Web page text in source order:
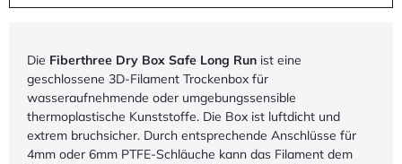
Die Fiberthree Dry Box Safe Long Run ist eine
geschlossene 3D-Filament Trockenbox für
wasseraufnehmende oder umgebungssensible
thermoplastische Kunststoffe. Die Box ist luftdicht und
extrem bruchsicher. Durch entsprechende Anschlüsse für
4mm oder 6mm PTFE-Schläuche kann das Filament dem